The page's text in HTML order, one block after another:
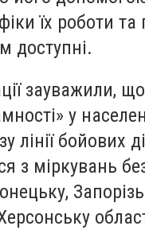
їх роботи та
доступні.
зауважили,
у
лінії бойових
з міркувань